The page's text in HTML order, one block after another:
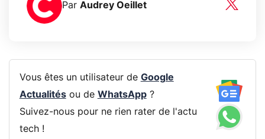
Par Audrey Oeillet
Vous êtes un utilisateur de Google
Actualitésou de WhatsApp?
Suivez-nous pour ne rien rater de l'actu
tech !